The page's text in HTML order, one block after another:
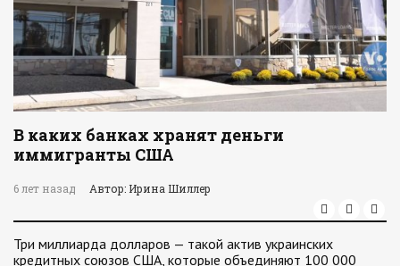
В каких банках хранят деньги
иммигранты США
6 лет назад Автор: Ирина Шиллер
Три миллиарда долларов — такой актив украинских
кредитных союзов США, которые объединяют 100 000